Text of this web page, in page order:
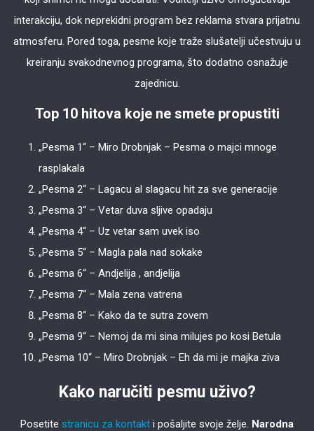
interakciju, dok neprekidni program bez reklama stvara prijatnu
atmosferu. Pored toga, pesme koje traže slušatelji učestvuju u
kreiranju svakodnevnog programa, što dodatno osnažuje
zajednicu.
Top 10 hitova koje ne smete propustiti
„Pesma 1“ – Miro Drobnjak – Pesma o majci mnoge
rasplakala
„Pesma 2“ – Lagacu al slagacu hit za sve generacije
„Pesma 3“ – Vetar duva sljive opadaju
„Pesma 4“ – Uz vetar sam uvek iso
„Pesma 5“ – Magla pala nad sokake
„Pesma 6“ – Andjelija , andjelija
„Pesma 7“ – Mala zena vatrena
„Pesma 8“ – Kako da te sutra zovem
„Pesma 9“ – Nemoj da mi sina milujes po kosi Betula
„Pesma 10“ – Miro Drobnjak – Eh da mi je majka ziva
Kako naručiti pesmu uživo?
Posetite stranicu za kontakt i pošaljite svoje želje. Narodna